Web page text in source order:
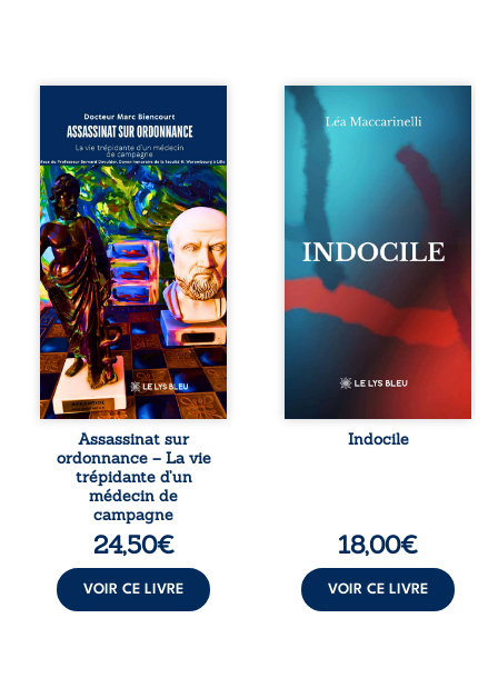
Assassinat sur
ordonnance – La
vie trépidante
d’un médecin de
campagne est la
réédition enrichie
et actualisée du
témoignage du
Docteur Marc
Biencourt, ancien
médecin de
famille, qui revient
sur son parcours
médical, syndical
et ordinal. Depuis
septembre 2013, il
raconte le long
combat qui l’a
conduit à être
écarté du corps
médical, malgré
une décision de
première instance
Assassinat sur
ordonnance – La vie
trépidante d’un
médecin de
campagne
24,50€
VOIR CE LIVRE
Quatre parties.
Quatre refus.
Quatre visages
d’une existence en
friction. Entre les
silences qu’on ne
déchiffre pas, les
amours qu’on
dérange, les corps
qu’on administre
et les liens qu’on
sabote, cet
ouvrage parle à
vivent trop fort,
trop vrai, trop tôt.
traversée. Une
langue nue. Une
Indocile
18,00€
VOIR CE LIVRE